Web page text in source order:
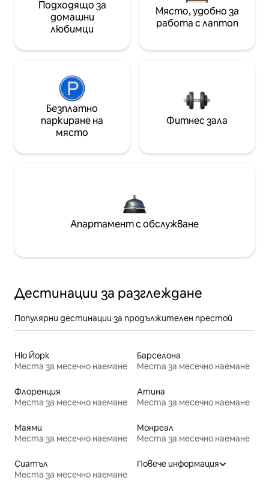
Подходящо за
домашни
любимци
Място, удобно за
работа с лаптоп
Безплатно
паркиране на
място
Фитнес зала
Апартамент с обслужване
Дестинации за разглеждане
Популярни дестинации за продължителен престой
Ню Йорк
Места за месечно наемане
Барселона
Места за месечно наемане
Флоренция
Места за месечно наемане
Атина
Места за месечно наемане
Маями
Места за месечно наемане
Монреал
Места за месечно наемане
Сиатъл
Места за месечно наемане
Повече информация